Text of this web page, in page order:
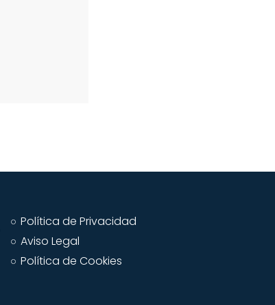
Política de Privacidad
Aviso Legal
Política de Cookies